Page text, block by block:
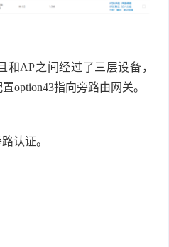
AP之间经过了三层设备，
option43指向旁路由网关。
认证。